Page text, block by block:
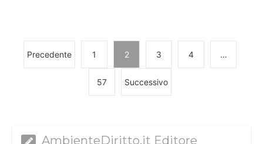
Precedente 1 2 3 4 …
57 Successivo
AmbienteDiritto.it Editore